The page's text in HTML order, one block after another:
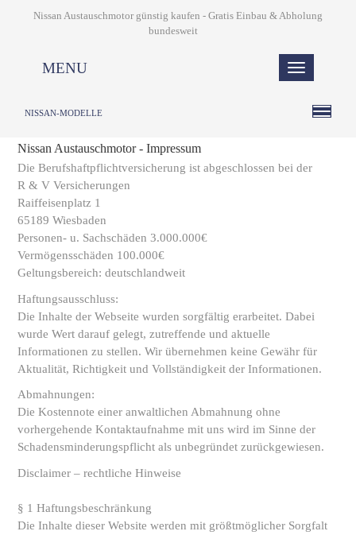
Nissan Austauschmotor günstig kaufen - Gratis Einbau & Abholung
bundesweit
MENU
NISSAN-MODELLE
Nissan Austauschmotor - Impressum
Die Berufshaftpflichtversicherung ist abgeschlossen bei der
R & V Versicherungen
Raiffeisenplatz 1
65189 Wiesbaden
Personen- u. Sachschäden 3.000.000€
Vermögensschäden 100.000€
Geltungsbereich: deutschlandweit
Haftungsausschluss:
Die Inhalte der Webseite wurden sorgfältig erarbeitet. Dabei
wurde Wert darauf gelegt, zutreffende und aktuelle
Informationen zu stellen. Wir übernehmen keine Gewähr für
Aktualität, Richtigkeit und Vollständigkeit der Informationen.
Abmahnungen:
Die Kostennote einer anwaltlichen Abmahnung ohne
vorhergehende Kontaktaufnahme mit uns wird im Sinne der
Schadensminderungspflicht als unbegründet zurückgewiesen.
Disclaimer – rechtliche Hinweise
§ 1 Haftungsbeschränkung
Die Inhalte dieser Website werden mit größtmöglicher Sorgfalt